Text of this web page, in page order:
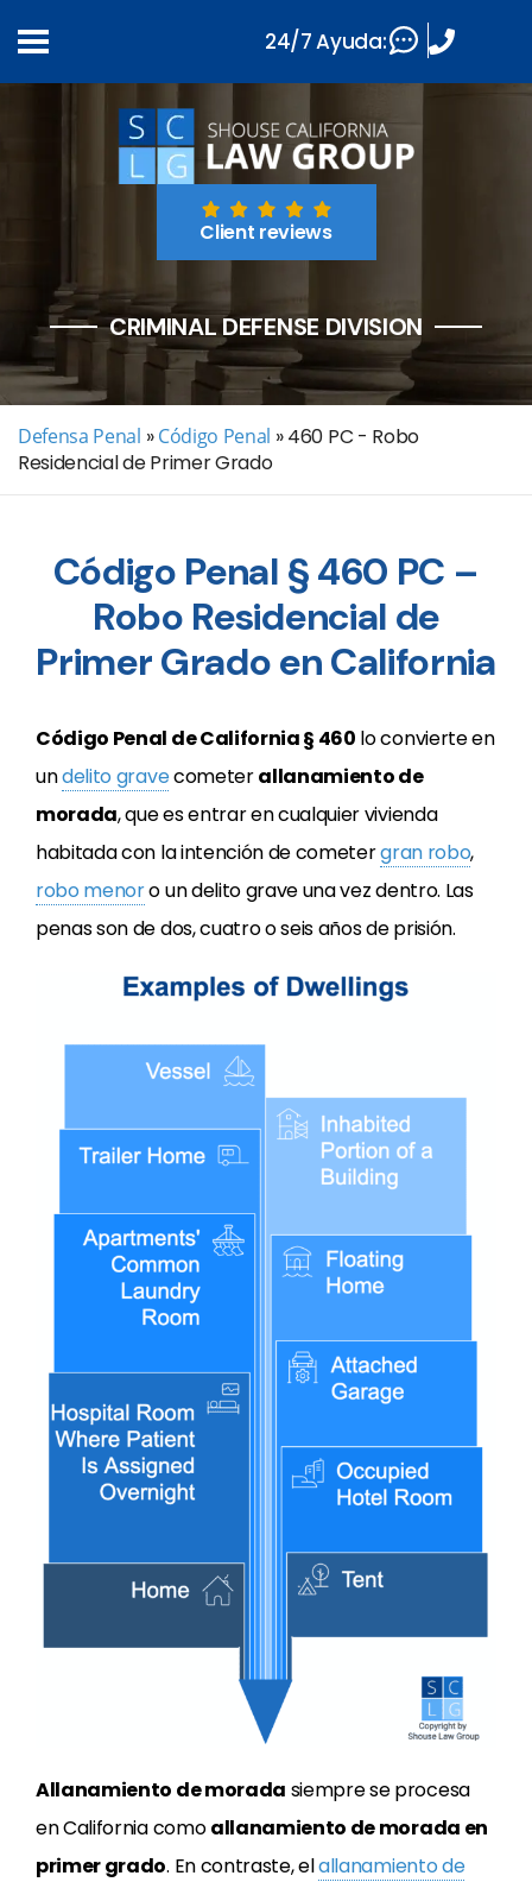
Client reviews
CRIMINAL DEFENSE DIVISION
Defensa Penal » Código Penal »460 PC - Robo
Residencial de Primer Grado
Código Penal § 460 PC –
Robo Residencial de
Primer Grado en California
Código Penal de California § 460 lo convierte en
undelito gravecometerallanamiento de
morada, que es entrar en cualquier vivienda
habitada con la intención de cometergran robo,
robo menoro un delito grave una vez dentro. Las
penas son de dos, cuatro o seis años de prisión.
Allanamiento de morada siempre se procesa
en California comoallanamiento de morada en
primer grado. En contraste, elallanamiento de
24/7 Ayuda: